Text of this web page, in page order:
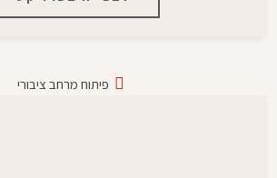
פיתוח מרחב ציבורי